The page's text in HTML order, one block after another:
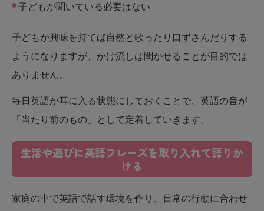
子どもが聞いている必要はない
子どもが興味を持てば自然と歌ったり口ずさんだりする
ようになりますが、かけ流しは聞かせることが目的では
ありません。
毎日英語が耳に入る状態にしておくことで、英語の音が
「当たり前のもの」として定着していきます。
生活や遊びに英語フレーズを取り入れて語りか
ける
家庭の中で英語で話す環境を作り、日常の行動に合わせ